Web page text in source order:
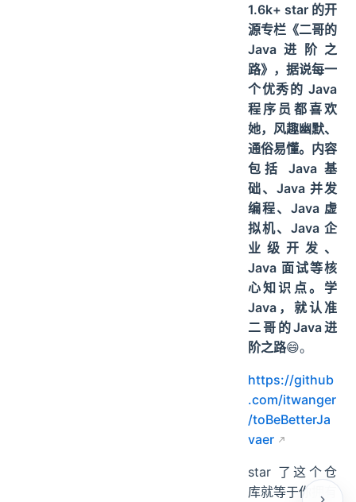
1.6k+ star 的开
源专栏《二哥的
Java进阶之
路》，据说每一
个优秀的 Java
程序员都喜欢
她，风趣幽默、
通俗易懂。内容
包括 Java 基
础、Java 并发
编程、Java 虚
拟机、Java 企
业级开发、
Java 面试等核
心知识点。学
Java，就认准
二哥的Java进
阶之路😄。
https://github
.com/itwanger
/toBeBetterJa
vaer
star 了这个仓
库就等于你拥有